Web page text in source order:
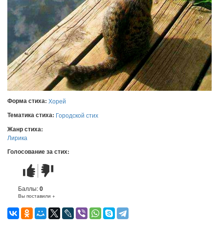
Форма стиха: Хорей
Тематика стиха: Городской стих
Жанр стиха:
Лирика
Голосование за стих:
Стих
понравился
Стих
не
понравился
Баллы:0
Вы поставили +